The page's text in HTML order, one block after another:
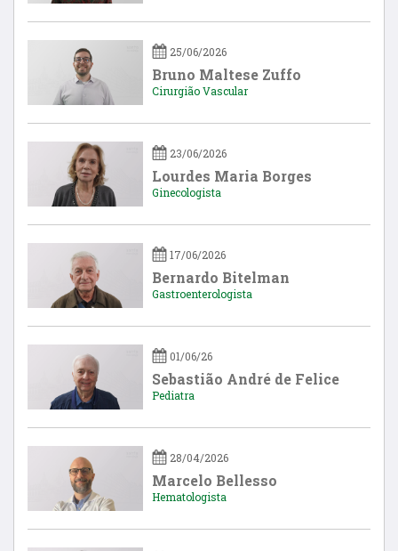
25/06/2026
Bruno Maltese Zuffo
Cirurgião Vascular
23/06/2026
Lourdes Maria Borges
Ginecologista
17/06/2026
Bernardo Bitelman
Gastroenterologista
01/06/26
Sebastião André de Felice
Pediatra
28/04/2026
Marcelo Bellesso
Hematologista